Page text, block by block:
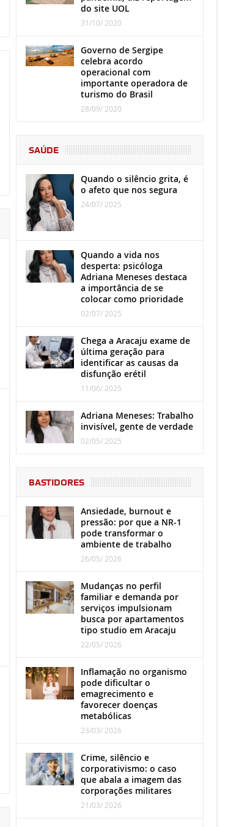
do site UOL
31/10/ 2020
Governo de Sergipe
celebra acordo
operacional com
importante operadora de
turismo do Brasil
28/09/ 2020
SAÚDE
Quando o silêncio grita, é
o afeto que nos segura
24/07/ 2025
Quando a vida nos
desperta: psicóloga
Adriana Meneses destaca
a importância de se
colocar como prioridade
02/07/ 2025
Chega a Aracaju exame de
última geração para
identificar as causas da
disfunção erétil
11/06/ 2025
Adriana Meneses: Trabalho
invisível, gente de verdade
02/05/ 2025
BASTIDORES
Ansiedade, burnout e
pressão: por que a NR-1
pode transformar o
ambiente de trabalho
26/05/ 2026
Mudanças no perfil
familiar e demanda por
serviços impulsionam
busca por apartamentos
tipo studio em Aracaju
22/05/ 2026
Inflamação no organismo
pode dificultar o
emagrecimento e
favorecer doenças
metabólicas
23/03/ 2026
Crime, silêncio e
corporativismo: o caso
que abala a imagem das
corporações militares
21/03/ 2026